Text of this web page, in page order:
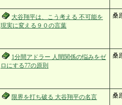
大谷翔平は、こう考える 不可能を
現実に変える９０の言葉
桑
1分間アドラー 人間関係の悩みをゼ
ロにする77の原則
桑
限界を打ち破る 大谷翔平の名言 桑